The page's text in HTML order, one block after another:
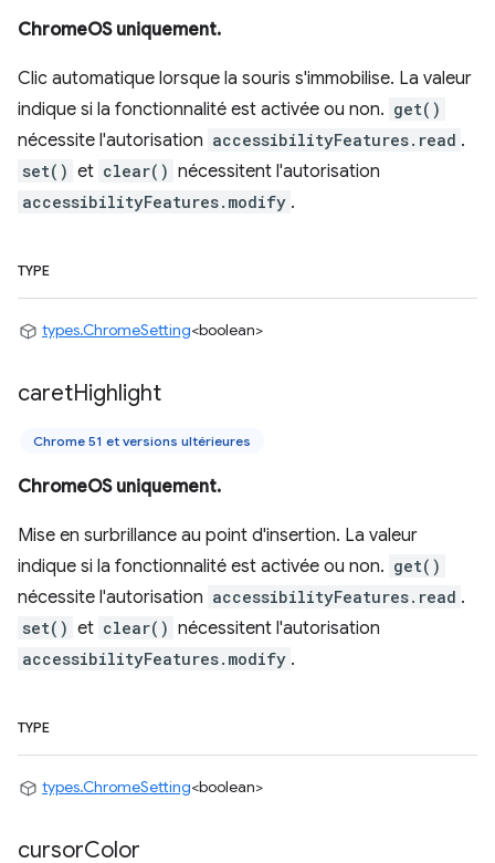
ChromeOS uniquement.
Clic automatique lorsque la souris s'immobilise. La valeur
indique si la fonctionnalité est activée ou non. get()
nécessite l'autorisation accessibilityFeatures.read .
set() et clear() nécessitent l'autorisation
accessibilityFeatures.modify .
TYPE
types.ChromeSetting<boolean>
caretHighlight
Chrome 51 et versions ultérieures
ChromeOS uniquement.
Mise en surbrillance au point d'insertion. La valeur
indique si la fonctionnalité est activée ou non. get()
nécessite l'autorisation accessibilityFeatures.read .
set() et clear() nécessitent l'autorisation
accessibilityFeatures.modify .
TYPE
types.ChromeSetting<boolean>
cursorColor